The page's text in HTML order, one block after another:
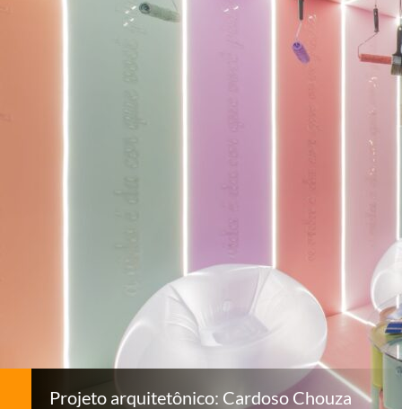
Projeto arquitetônico: Cardoso Chouza